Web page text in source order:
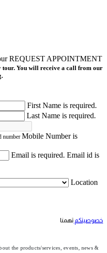
REQUEST APPOINTMENT
You will receive a call from our
First Name is required.
Last Name is required.
number Mobile Number is
Email is required. Email id is
Location
خصوصيتكم تهمنا
the products/services, events, news &